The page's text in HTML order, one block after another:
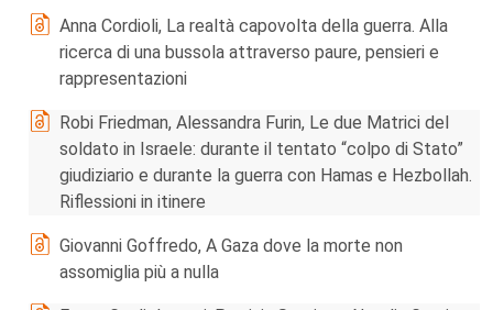
Anna Cordioli, La realtà capovolta della guerra. Alla
ricerca di una bussola attraverso paure, pensieri e
rappresentazioni
Robi Friedman, Alessandra Furin, Le due Matrici del
soldato in Israele: durante il tentato “colpo di Stato”
giudiziario e durante la guerra con Hamas e Hezbollah.
Riflessioni in itinere
Giovanni Goffredo, A Gaza dove la morte non
assomiglia più a nulla